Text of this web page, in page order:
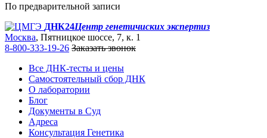
По предварительной записи
ДНК24Центр генетичиских экспертиз
Москва, Пятницкое шоссе, 7, к. 1
8-800-333-19-26 Заказать звонок
Все ДНК-тесты и цены
Самостоятельный сбор ДНК
О лаборатории
Блог
Документы в Суд
Адреса
Консультация Генетика